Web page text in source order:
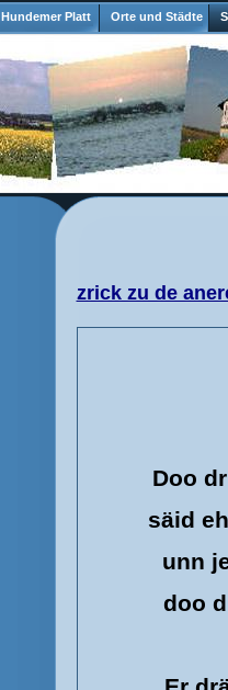
Hundemer Platt Orte und Städte
zrick zu de
Doo
säid
unn
doo